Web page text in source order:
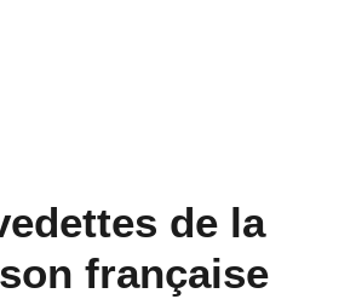
de la
française